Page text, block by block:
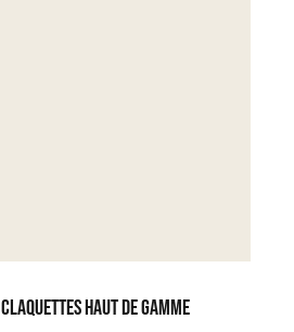
haut de gamme